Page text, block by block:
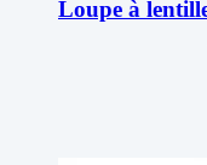
Loupe à